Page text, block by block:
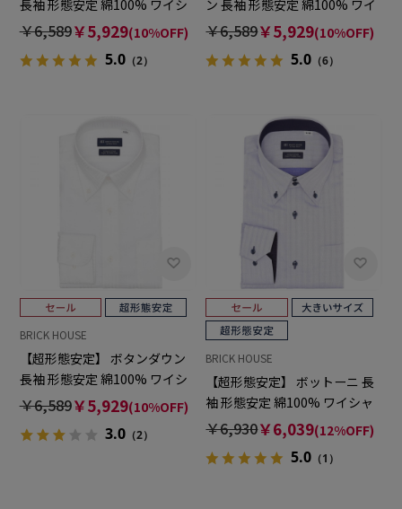
長袖 形態安定 綿100% ワイシ
ャツ
￥6,589￥5,929(10%OFF)
5.0（2）
ン 長袖 形態安定 綿100% ワイ
シャツ
￥6,589￥5,929(10%OFF)
5.0 （6）
BRICK HOUSE
【超形態安定】 ボタンダウン
長袖 形態安定 綿100% ワイシ
ャツ
￥6,589￥5,929(10%OFF)
3.0（2）
BRICK HOUSE
【超形態安定】 ボットーニ 長
袖 形態安定 綿100% ワイシャ
ツ 大きいサイズ
￥6,930￥6,039(12%OFF)
5.0 （1）